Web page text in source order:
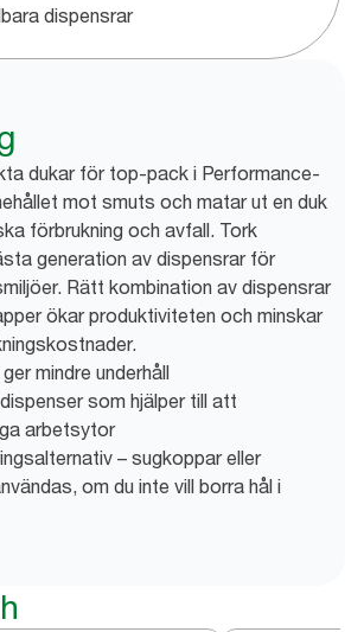
dispensrar
dukar för top-pack i Performance-
mot smuts och matar ut en duk
förbrukning och avfall. Tork
generation av dispensrar för
Rätt kombination av dispensrar
ökar produktiviteten och minskar
mindre underhåll
som hjälper till att
arbetsytor
– sugkoppar eller
om du inte vill borra hål i